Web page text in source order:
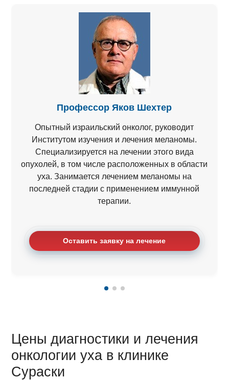
Профессор Яков Шехтер
Опытный израильский онколог, руководит
Институтом изучения и лечения меланомы.
Специализируется на лечении этого вида
опухолей, в том числе расположенных в области
уха. Занимается лечением меланомы на
последней стадии с применением иммунной
терапии.
Оставить заявку на лечение
Цены диагностики и лечения
онкологии уха в клинике
Сураски